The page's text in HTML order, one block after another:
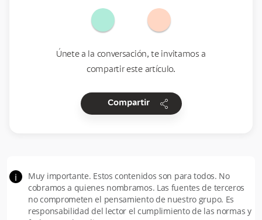
Únete a la conversación, te invitamos a
compartir este artículo.
Compartir share
i
Muy importante. Estos contenidos son para todos. No
cobramos a quienes nombramos. Las fuentes de terceros
no comprometen el pensamiento de nuestro grupo. Es
responsabilidad del lector el cumplimiento de las normas y